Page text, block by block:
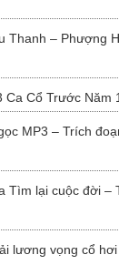
Thanh – Phượng
Ca Cổ Trước Năm
MP3 – Trích
Tìm lại cuộc đời –
lương vọng cổ